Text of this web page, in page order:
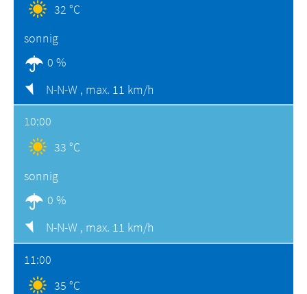
32 °C
sonnig
0 %
N-N-W , max. 11 km/h
10:00
33 °C
sonnig
0 %
N-N-W , max. 11 km/h
11:00
35 °C